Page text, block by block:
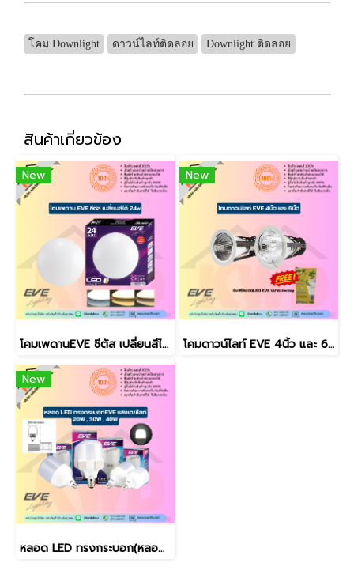
โคม Downlight ดาวน์ไลท์ติดลอย Downlight ติดลอย
สินค้าเกี่ยวข้อง
New
โคมเพดานEVE ซีตัส เปลี่ยนสีได้ 24w
New
โคมดาวน์ไลท์ EVE 4นิ้ว และ 6 นิ้ว
New
หลอด LED ทรงกระบอก(หลอดEVEไฮวัตต์) แสงเดย์ 20w,30w,40w